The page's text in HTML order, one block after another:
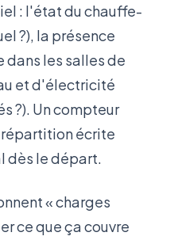
: l'état du chauffe-
?), la présence
les salles de
et d'électricité
?). Un compteur
écrite
dès le départ.
« charges
ce que ça couvre